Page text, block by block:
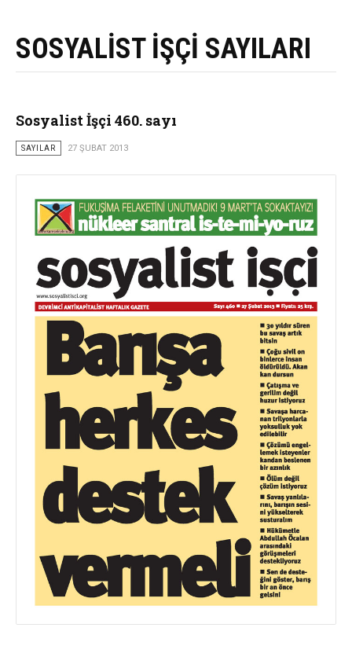
SOSYALİST İŞÇİ SAYILARI
Sosyalist İşçi 460. sayı
SAYILAR 27 ŞUBAT 2013